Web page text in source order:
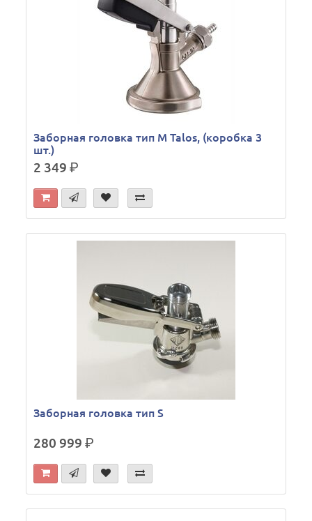
Заборная головка тип M Talos, (коробка 3
шт.)
2 349р.
Заборная головка тип S
280 999р.